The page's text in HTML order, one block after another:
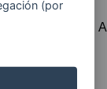
(por